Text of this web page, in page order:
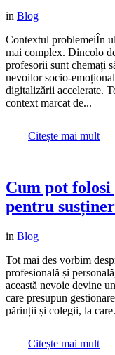
in Blog
Contextul problemeiÎn
mai complex. Dincolo
profesorii sunt chemați
nevoilor socio-
digitalizării accelerate.
context marcat de...
Citește mai mult
Cum pot
pentru
in Blog
Tot mai des vorbim
profesională și
această nevoie devine
care presupun
părinții și colegii, la
Citește mai mult